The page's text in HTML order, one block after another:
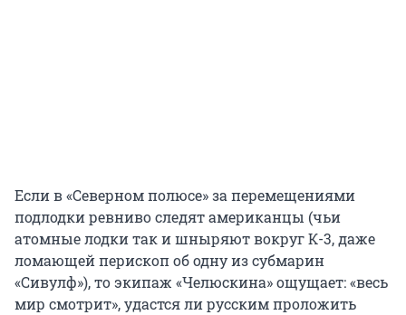
Если в «Северном полюсе» за перемещениями
подлодки ревниво следят американцы (чьи
атомные лодки так и шныряют вокруг К-3, даже
ломающей перископ об одну из субмарин
«Сивулф»), то экипаж «Челюскина» ощущает: «весь
мир смотрит», удастся ли русским проложить